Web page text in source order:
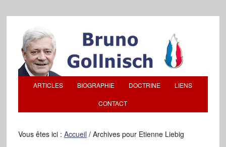
ARTICLES BIOGRAPHIE DOCTRINE LIENS
CONTACT
Vous êtes ici : Accueil /Archives pour Etienne Liebig